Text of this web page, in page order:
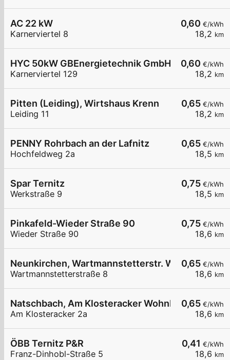
0,60 €/kWh
18,2 km
AC 22 kW
Karnerviertel 8
0,60 €/kWh
18,2 km
HYC 50kW GBEnergietechnik GmbH
Karnerviertel 129
0,65 €/kWh
18,2 km
Pitten (Leiding), Wirtshaus Krenn
Leiding 11
0,65 €/kWh
18,5 km
PENNY Rohrbach an der Lafnitz
Hochfeldweg 2a
0,75 €/kWh
18,5 km
Spar Ternitz
Werkstraße 9
0,75 €/kWh
18,6 km
Pinkafeld-Wieder Straße 90
Wieder Straße 90
0,65 €/kWh
18,6 km
Neunkirchen, Wartmannstetterstr. Wohnbau
Wartmannstetterstraße 8
0,65 €/kWh
18,6 km
Natschbach, Am Klosteracker Wohnbau
Am Klosteracker 2a
0,41 €/kWh
18,6 km
ÖBB Ternitz P&R
Franz-Dinhobl-Straße 5